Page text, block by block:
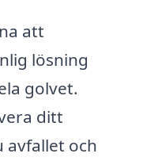
att
lösning
golvet.
ditt
avfallet och